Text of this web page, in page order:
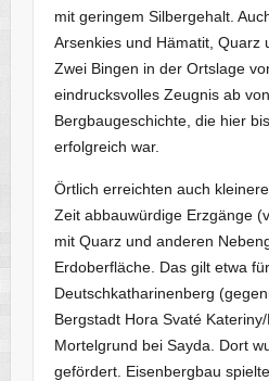
mit geringem Silbergehalt.
Arsenkies und Hämatit, Quarz
Zwei Bingen in der Ortslage
eindrucksvolles Zeugnis ab
Bergbaugeschichte, die hier
erfolgreich war.
Örtlich erreichten auch
Zeit abbauwürdige Erzgänge
mit Quarz und anderen
Erdoberfläche. Das gilt etwa
Deutschkatharinenberg
Bergstadt Hora Svaté
Mortelgrund bei Sayda. Dort
gefördert. Eisenbergbau